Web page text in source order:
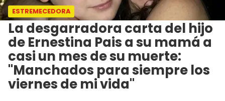
ESTREMECEDORA
La desgarradora carta del hijo
de Ernestina Pais a su mamá a
casi un mes de su muerte:
"Manchados para siempre los
viernes de mi vida"